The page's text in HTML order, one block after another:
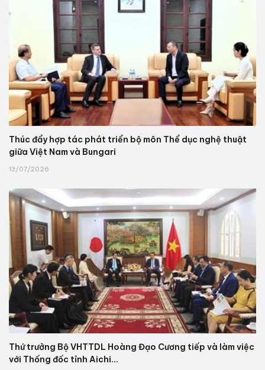
Thúc đẩy hợp tác phát triển bộ môn Thể dục nghệ thuật
giữa Việt Nam và Bungari
13/07/2026
Thứ trưởng Bộ VHTTDL Hoàng Đạo Cương tiếp và làm việc
với Thống đốc tỉnh Aichi...